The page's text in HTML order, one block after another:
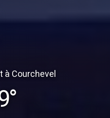
à Courchevel